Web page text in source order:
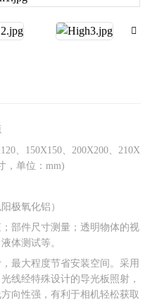
、150X150、200X200、210X
，单位：mm)
极氧化铝）
部件尺寸测量；透明物体的视
体测试等。
最大程度节省安装空间。采用
线经特殊设计的导光板照射，
向性强，有利于相机轻松获取